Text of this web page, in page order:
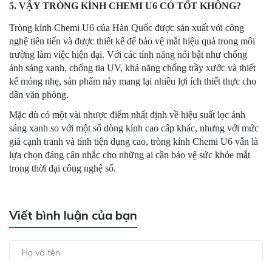
5. VẬY TRÒNG KÍNH CHEMI U6 CÓ TỐT KHÔNG?
Tròng kính Chemi U6 của Hàn Quốc được sản xuất với công
nghệ tiên tiến và được thiết kế để bảo vệ mắt hiệu quả trong môi
trường làm việc hiện đại. Với các tính năng nổi bật như chống
ánh sáng xanh, chống tia UV, khả năng chống trầy xước và thiết
kế mỏng nhẹ, sản phẩm này mang lại nhiều lợi ích thiết thực cho
dân văn phòng.
Mặc dù có một vài nhược điểm nhất định về hiệu suất lọc ánh
sáng xanh so với một số dòng kính cao cấp khác, nhưng với mức
giá cạnh tranh và tính tiện dụng cao, tròng kính Chemi U6 vẫn là
lựa chọn đáng cân nhắc cho những ai cần bảo vệ sức khỏe mắt
trong thời đại công nghệ số.
Viết bình luận của bạn